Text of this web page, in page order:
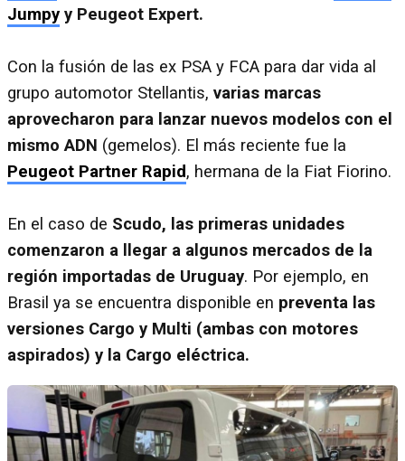
Jumpy y Peugeot Expert.
Con la fusión de las ex PSA y FCA para dar vida al
grupo automotor Stellantis, varias marcas
aprovecharon para lanzar nuevos modelos con el
mismo ADN (gemelos). El más reciente fue la
Peugeot Partner Rapid, hermana de la Fiat Fiorino.
En el caso de Scudo, las primeras unidades
comenzaron a llegar a algunos mercados de la
región importadas de Uruguay. Por ejemplo, en
Brasil ya se encuentra disponible en preventa las
versiones Cargo y Multi (ambas con motores
aspirados) y la Cargo eléctrica.